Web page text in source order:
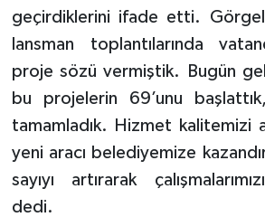
geçirdiklerini ifade etti.
lansman toplantılarında
proje sözü vermiştik. Bugün
bu projelerin 69’unu
tamamladık. Hizmet kalitemizi
yeni aracı belediyemize
sayıyı artırarak
dedi.